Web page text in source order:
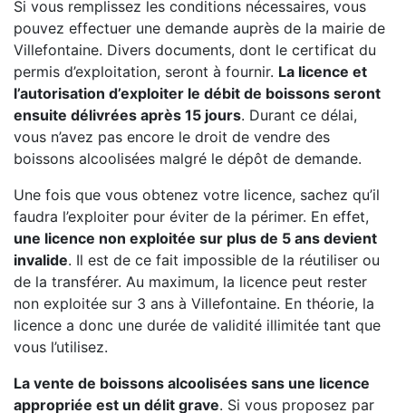
Si vous remplissez les conditions nécessaires, vous
pouvez effectuer une demande auprès de la mairie de
Villefontaine. Divers documents, dont le certificat du
permis d’exploitation, seront à fournir. La licence et
l’autorisation d’exploiter le débit de boissons seront
ensuite délivrées après 15 jours. Durant ce délai,
vous n’avez pas encore le droit de vendre des
boissons alcoolisées malgré le dépôt de demande.
Une fois que vous obtenez votre licence, sachez qu’il
faudra l’exploiter pour éviter de la périmer. En effet,
une licence non exploitée sur plus de 5 ans devient
invalide. Il est de ce fait impossible de la réutiliser ou
de la transférer. Au maximum, la licence peut rester
non exploitée sur 3 ans à Villefontaine. En théorie, la
licence a donc une durée de validité illimitée tant que
vous l’utilisez.
La vente de boissons alcoolisées sans une licence
appropriée est un délit grave. Si vous proposez par